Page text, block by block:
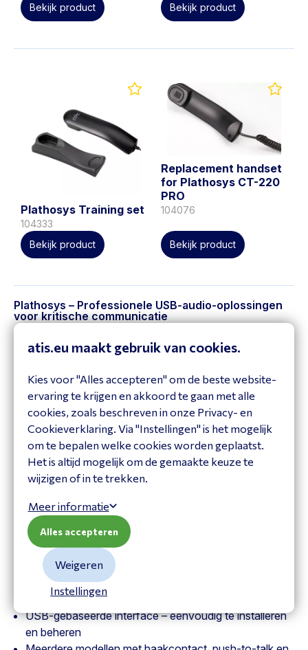
Bekijk product
Bekijk product
Plathosys Training set
104333
Bekijk product
Replacement handset
for Plathosys CT-220
PRO
104076
Bekijk product
Plathosys – Professionele USB-audio-oplossingen
voor kritische communicatie
Plathosys , onderdeel van Elmeg/TELEFUNKEN
hoornsvoor professioneel gebruik. Deze devices
fungeren als hoogwaardige audio-interfaces en zijn
ontworpen voor sectoren waar betrouwbaarheid,
privacy en gebruiksgemak essentieel zijn.
De toestellen worden veel gebruikt inmeldkamers,
hulpdiensten, overheden, helpdesks, financiële
instellingenen omgevingen met
Volledig
plug & play
Teams, Zoom, Citrix en andere UC-platforms.
Waarom Plathosys via ATIS?
Officiële distributeur voor de Benelux
Compatibel met 3CX, Citrix, Teams, Zoom en
softphoneoplossingen
USB-gebaseerde interface – eenvoudig te installeren
en beheren
atis.eu maakt gebruik van cookies.
Kies voor "Alles accepteren" om de beste website-
ervaring te krijgen en akkoord te gaan met alle
cookies, zoals beschreven in onze Privacy- en
Cookieverklaring. Via "Instellingen" is het mogelijk
om te bepalen welke cookies worden geplaatst.
Het is altijd mogelijk om de gemaakte keuze te
wijzigen of in te trekken.
Meer informatie
Instellingen
Weigeren
Alles accepteren